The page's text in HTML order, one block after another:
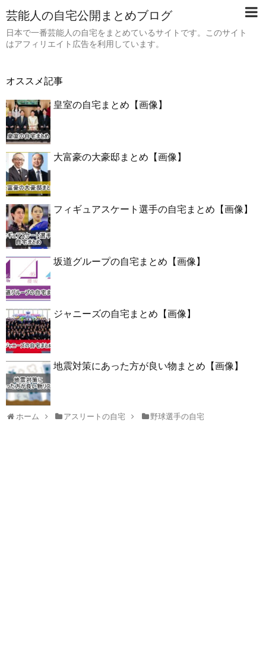
芸能人の自宅公開まとめブログ
日本で一番芸能人の自宅をまとめているサイトです。このサイト
はアフィリエイト広告を利用しています。
オススメ記事
皇室の自宅まとめ【画像】
大富豪の大豪邸まとめ【画像】
フィギュアスケート選手の自宅まとめ【画像】
坂道グループの自宅まとめ【画像】
ジャニーズの自宅まとめ【画像】
地震対策にあった方が良い物まとめ【画像】
ホーム アスリートの自宅 野球選手の自宅